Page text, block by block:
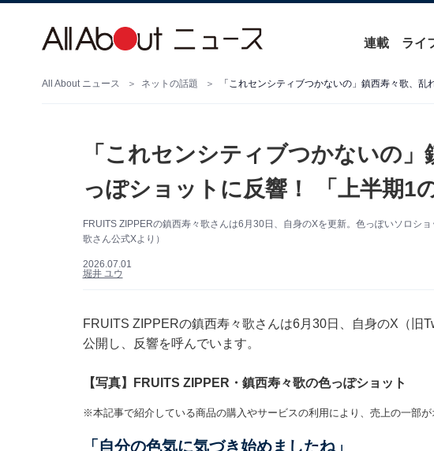
連載 ライ
All About ニュース ネットの話題 「これセンシティブつかないの」鎮西寿々歌、
「これセンシティブつかないの
っぽショットに反響！ 「上半期1
FRUITS ZIPPERの鎮西寿々歌さんは6月30日、自身のXを更新。色っぽいソロシ
歌さん公式Xより）
2026.07.01
堀井 ユウ
FRUITS ZIPPERの鎮西寿々歌さんは6月30日、自身のX（旧
公開し、反響を呼んでいます。
【写真】FRUITS ZIPPER・鎮西寿々歌の色っぽショット
※本記事で紹介している商品の購入やサービスの利用により、売上の一部が
「自分の色気に気づき始めましたね」